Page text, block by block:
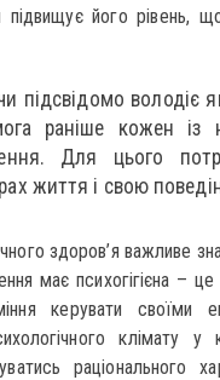
підвищує його рівень,
володіє
раніше кожен із
Для цього
життя і свою
здоров’я важливе
має психогігієна –
керувати своїми
клімату у
раціонального